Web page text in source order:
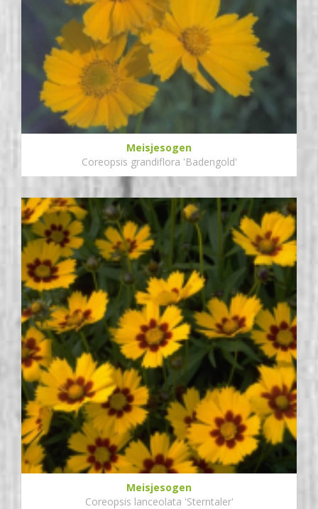
Meisjesogen
Coreopsis grandiflora 'Badengold'
Meisjesogen
Coreopsis lanceolata 'Sterntaler'